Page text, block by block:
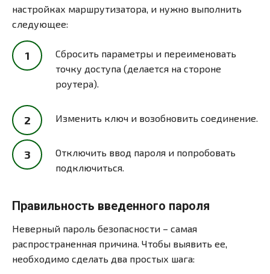
настройках маршрутизатора, и нужно выполнить
следующее:
Сбросить параметры и переименовать
точку доступа (делается на стороне
роутера).
Изменить ключ и возобновить соединение.
Отключить ввод пароля и попробовать
подключиться.
Правильность введенного пароля
Неверный пароль безопасности – самая
распространенная причина. Чтобы выявить ее,
необходимо сделать два простых шага: